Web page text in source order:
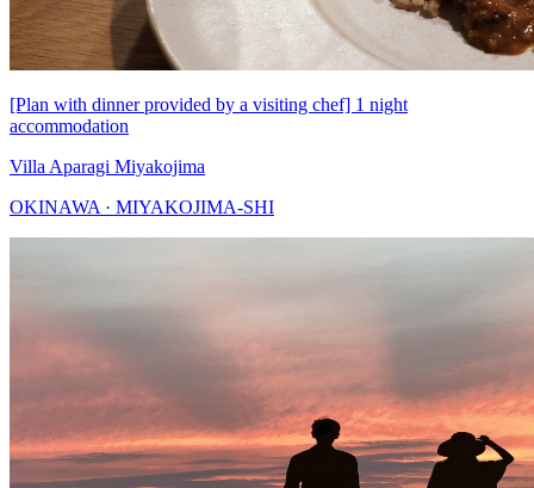
[Plan with dinner provided by a visiting chef] 1 night
accommodation
Villa Aparagi Miyakojima
OKINAWA · MIYAKOJIMA-SHI